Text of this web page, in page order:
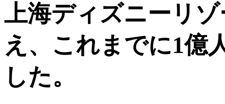
上海ディズニーリ
え、これまでに1億
した。